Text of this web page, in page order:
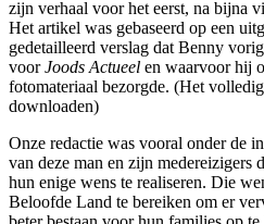
zijn verhaal voor het eerst, na bijna
Het artikel was gebaseerd op een
gedetailleerd verslag dat Benny
voorJoods Actueel en waarvoor hij
fotomateriaal bezorgde. (Het
downloaden)
Onze redactie was vooral onder de
van deze man en zijn medereizigers
hun enige wens te realiseren. Die
Beloofde Land te bereiken om er